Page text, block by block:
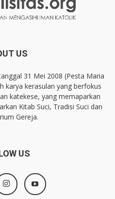
US
31 Mei 2008 (Pesta Maria
karya kerasulan yang berfokus
katekese, yang memaparkan
Kitab Suci, Tradisi Suci dan
Gereja.
US